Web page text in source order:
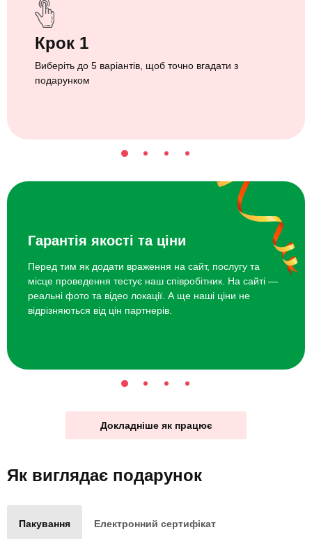
Крок 1
Виберіть до 5 варіантів, щоб точно вгадати з
подарунком
Гарантія якості та ціни
Перед тим як додати враження на сайт, послугу та
місце проведення тестує наш співробітник. На сайті —
реальні фото та відео локації. А ще наші ціни не
відрізняються від цін партнерів.
Докладніше як працює
Як виглядає подарунок
Пакування Електронний сертифікат